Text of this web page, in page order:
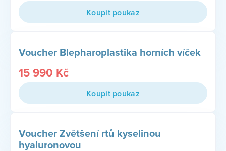
Koupit poukaz
Voucher Blepharoplastika horních víček
15 990 Kč
Koupit poukaz
Voucher Zvětšení rtů kyselinou
hyaluronovou